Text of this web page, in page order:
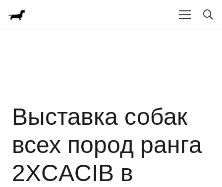
Выставка собак
всех пород ранга
2ХCACIB в